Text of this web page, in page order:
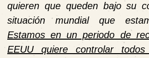
quieren que queden bajo su
situación mundial que
Estamos en un periodo de
EEUU quiere controlar